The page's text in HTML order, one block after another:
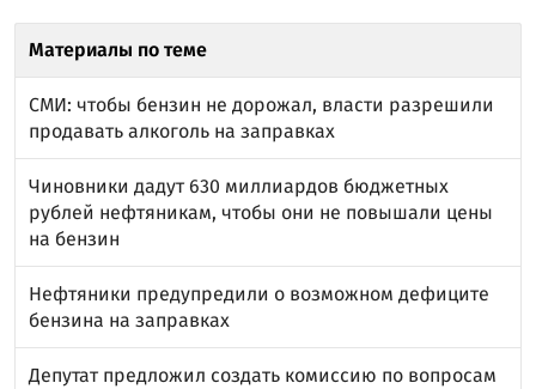
Материалы по теме
СМИ: чтобы бензин не дорожал, власти разрешили
продавать алкоголь на заправках
Чиновники дадут 630 миллиардов бюджетных
рублей нефтяникам, чтобы они не повышали цены
на бензин
Нефтяники предупредили о возможном дефиците
бензина на заправках
Депутат предложил создать комиссию по вопросам